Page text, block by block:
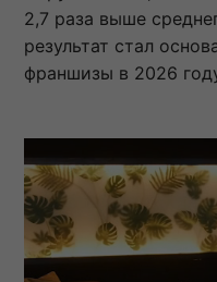
2,7 раза выше
результат стал
франшизы в 2026